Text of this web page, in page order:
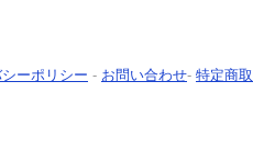
ーポリシー - お問い合わせ- 特定商